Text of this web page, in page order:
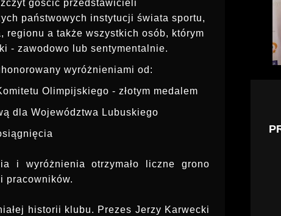
gościć przedstawicieli
państwowych instytucji świata sportu,
regionu a także wszystkich osób, którym
- zawodowo lub sentymentalnie.
wyróżnieniami od:
Olimpijskiego - złotym medalem
dla Województwa Lubuskiego
i wyróżnienia otrzymało liczne grono
pracowników.
historii klubu. Prezes Jerzy Karwecki